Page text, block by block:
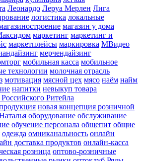
Леонардо Леруа Мерлен Лига
логистика локальные
магазин у дома
маркетинг маркетинг и
маркетплейсы маркировка МВидео
мерчендайзинг
мобильная касса мобильное
технологии молочная отрасль
мотивация мясной цех мясо наём найм
напитки невыкуп товара
Ритейла
новая концепция розничной
оборудование обслуживание
обучение персонала общепит общие
одежда омниканальность онлайн
доставка продуктов онлайн-касса
розница оптово-розничные